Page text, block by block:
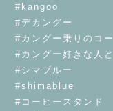
#kangoo
#デカングー
#カングー乗りのコ
#カングー好きな人
#シマブルー
#shimablue
#コーヒースタンド